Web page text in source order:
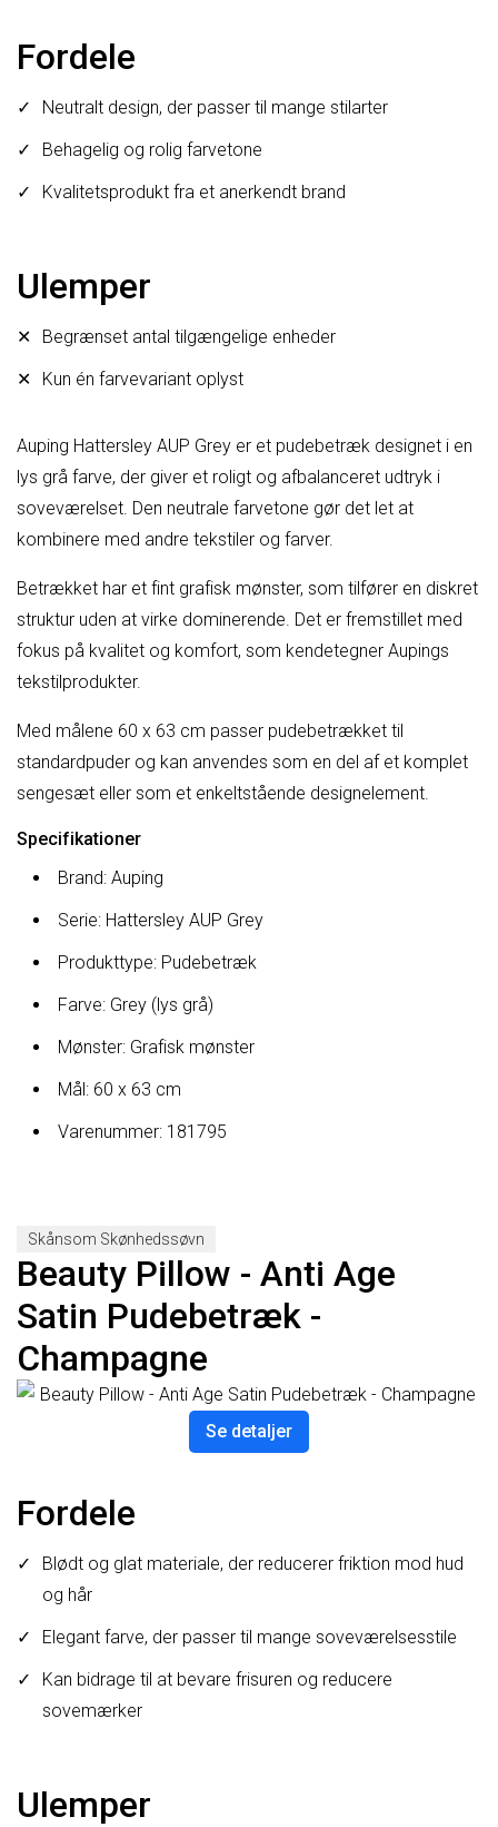
Auping Hattersley AUP Grey er et pudebetræk designet i en
lys grå farve, der giver et roligt og afbalanceret udtryk i
soveværelset. Den neutrale farvetone gør det let at
kombinere med andre tekstiler og farver.
Betrækket har et fint grafisk mønster, som tilfører en diskret
struktur uden at virke dominerende. Det er fremstillet med
fokus på kvalitet og komfort, som kendetegner Aupings
tekstilprodukter.
Med målene 60 x 63 cm passer pudebetrækket til
standardpuder og kan anvendes som en del af et komplet
sengesæt eller som et enkeltstående designelement.
Fordele
Neutralt design, der passer til mange stilarter
Behagelig og rolig farvetone
Kvalitetsprodukt fra et anerkendt brand
Ulemper
Begrænset antal tilgængelige enheder
Kun én farvevariant oplyst
Specifikationer
Brand: Auping
Serie: Hattersley AUP Grey
Produkttype: Pudebetræk
Farve: Grey (lys grå)
Mønster: Grafisk mønster
Mål: 60 x 63 cm
Varenummer: 181795
Skånsom Skønhedssøvn
Beauty Pillow - Anti Age
Satin Pudebetræk -
Champagne
Fordele
Blødt og glat materiale, der reducerer friktion mod hud
og hår
Elegant farve, der passer til mange soveværelsesstile
Kan bidrage til at bevare frisuren og reducere
sovemærker
Ulemper
Se detaljer